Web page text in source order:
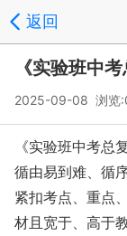
返回
《实验班中
2025-09-08 浏览:
《实验班中考总
循由易到难、循
紧扣考点、重点
材且宽于、高于